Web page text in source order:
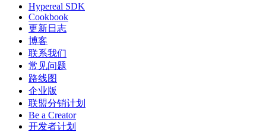
Hypereal SDK
Cookbook
更新日志
博客
联系我们
常见问题
路线图
企业版
联盟分销计划
Be a Creator
开发者计划